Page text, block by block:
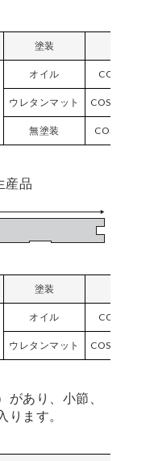
塗装
オイル COS120F-
ウレタンマット
無塗装 COS120NC-
産品
塗装
オイル COS150F-
ウレタンマット
があり、小節、
ます。